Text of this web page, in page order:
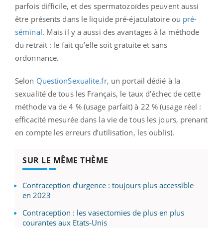
parfois difficile, et des spermatozoïdes peuvent aussi
être présents dans le liquide pré-éjaculatoire ou pré-
séminal. Mais il y a aussi des avantages à la méthode
du retrait : le fait qu’elle soit gratuite et sans
ordonnance.
Selon QuestionSexualite.fr, un portail dédié à la
sexualité de tous les Français, le taux d’échec de cette
méthode va de 4 % (usage parfait) à 22 % (usage réel :
efficacité mesurée dans la vie de tous les jours, prenant
en compte les erreurs d’utilisation, les oublis).
SUR LE MÊME THÈME
Contraception d’urgence : toujours plus accessible
en 2023
Contraception : les vasectomies de plus en plus
courantes aux Etats-Unis